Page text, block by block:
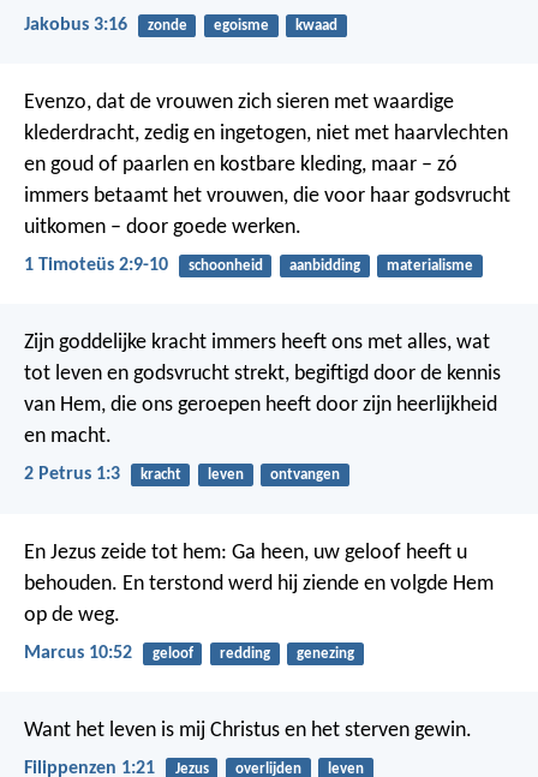
Jakobus 3:16 zonde egoisme kwaad
Evenzo, dat de vrouwen zich sieren met waardige
klederdracht, zedig en ingetogen, niet met haarvlechten
en goud of paarlen en kostbare kleding, maar – zó
immers betaamt het vrouwen, die voor haar godsvrucht
uitkomen – door goede werken.
1 Timoteüs 2:9-10 schoonheid aanbidding materialisme
Zijn goddelijke kracht immers heeft ons met alles, wat
tot leven en godsvrucht strekt, begiftigd door de kennis
van Hem, die ons geroepen heeft door zijn heerlijkheid
en macht.
2 Petrus 1:3 kracht leven ontvangen
En Jezus zeide tot hem: Ga heen, uw geloof heeft u
behouden. En terstond werd hij ziende en volgde Hem
op de weg.
Marcus 10:52 geloof redding genezing
Want het leven is mij Christus en het sterven gewin.
Filippenzen 1:21 Jezus overlijden leven